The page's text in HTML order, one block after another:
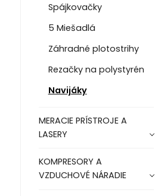
Spájkovačky
5 Miešadlá
Záhradné plotostrihy
Rezačky na polystyrén
Navijáky
MERACIE PRÍSTROJE A
LASERY
KOMPRESORY A
VZDUCHOVÉ NÁRADIE